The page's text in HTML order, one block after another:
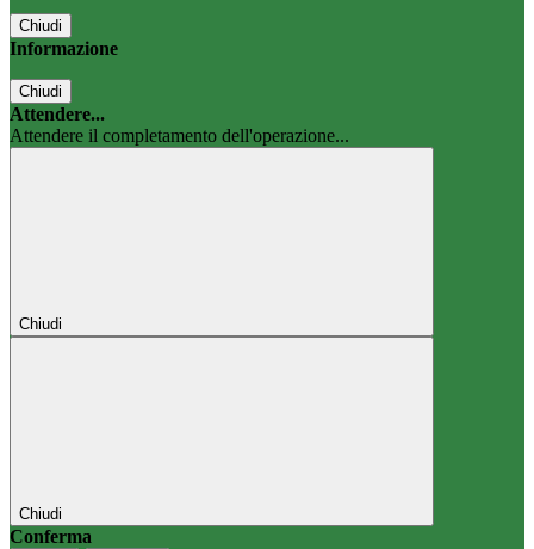
Chiudi
Informazione
Chiudi
Attendere...
Attendere il completamento dell'operazione...
Chiudi
Chiudi
Conferma